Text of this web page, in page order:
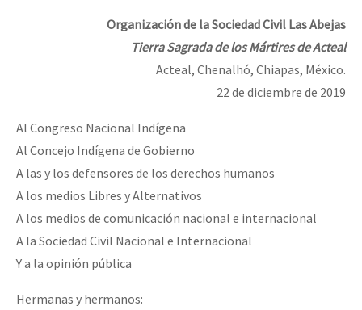
Organización de la Sociedad Civil Las Abejas
Tierra Sagrada de los Mártires de Acteal
Acteal, Chenalhó, Chiapas, México.
22 de diciembre de 2019
Al Congreso Nacional Indígena
Al Concejo Indígena de Gobierno
A las y los defensores de los derechos humanos
A los medios Libres y Alternativos
A los medios de comunicación nacional e internacional
A la Sociedad Civil Nacional e Internacional
Y a la opinión pública
Hermanas y hermanos: